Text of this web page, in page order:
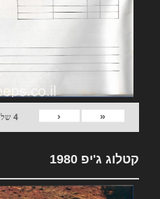
«
‹
4של
קטלוג ג'יפ 1980